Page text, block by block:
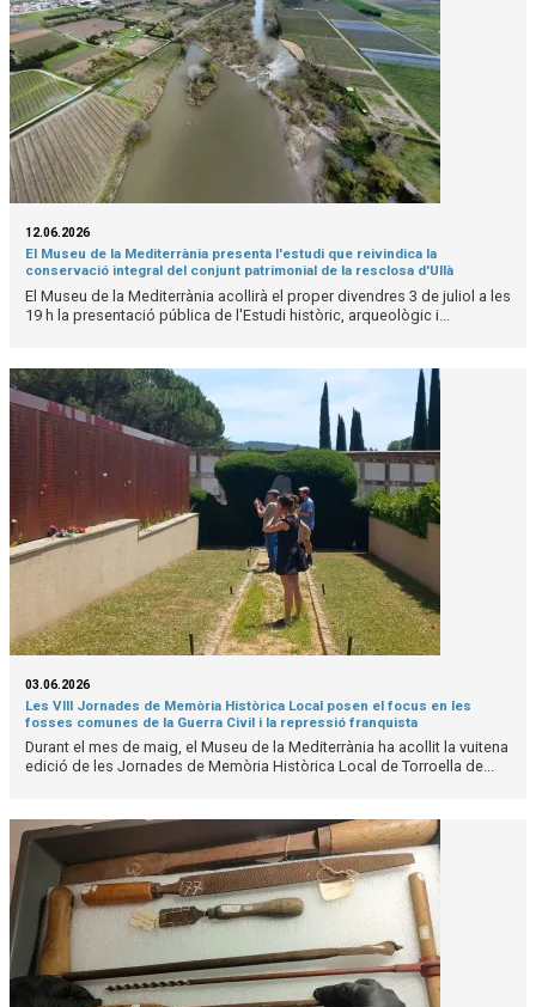
12.06.2026
El Museu de la Mediterrània presenta l'estudi que reivindica la
conservació integral del conjunt patrimonial de la resclosa d'Ullà
El Museu de la Mediterrània acollirà el proper divendres 3 de juliol a les
19 h la presentació pública de l'Estudi històric, arqueològic i...
03.06.2026
Les VIII Jornades de Memòria Històrica Local posen el focus en les
fosses comunes de la Guerra Civil i la repressió franquista
Durant el mes de maig, el Museu de la Mediterrània ha acollit la vuitena
edició de les Jornades de Memòria Històrica Local de Torroella de...